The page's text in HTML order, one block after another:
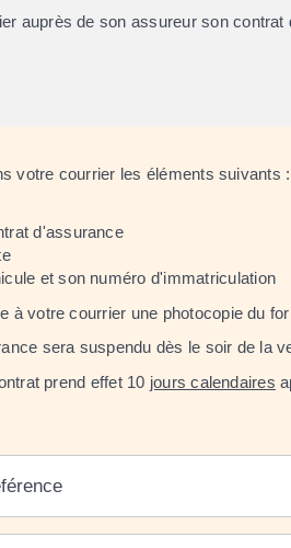
auprès de son assureur son
votre courrier les éléments suivants :
d'assurance
et son numéro d'immatriculation
à votre courrier une photocopie du
sera suspendu dès le soir de la
prend effet 10 jours calendaires